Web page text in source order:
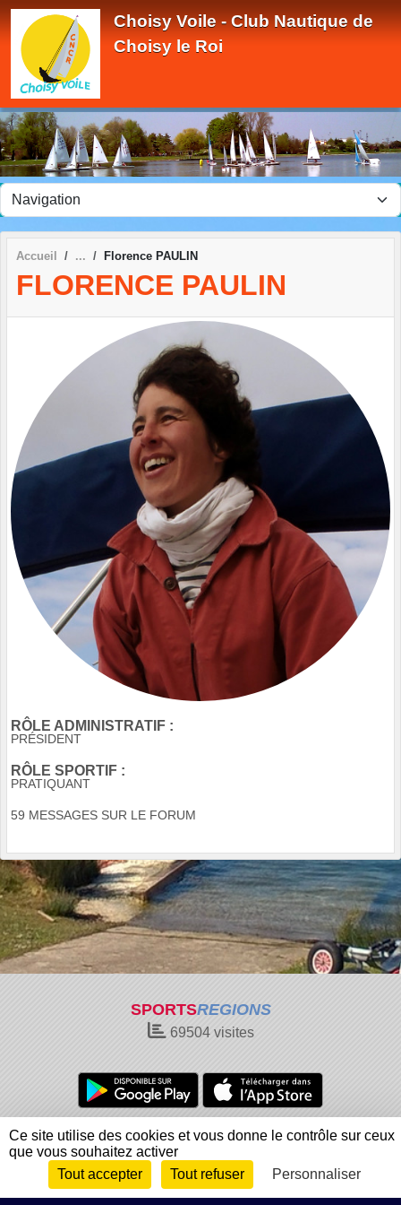
Choisy Voile - Club Nautique de
Choisy le Roi
Accueil Florence PAULIN
FLORENCE PAULIN
RÔLE ADMINISTRATIF :
PRÉSIDENT
RÔLE SPORTIF :
PRATIQUANT
59 MESSAGES SUR LE FORUM
SPORTSREGIONS
69504visites
Charte cookies
Gestion des cookies
Informations légales
Signaler un contenu inapproprié
Envie de participer ?
Connexion
Panneau de gestion des cookies
Ce site utilise des cookies et vous donne le contrôle sur ceux
que vous souhaitez activer
Tout accepter
Tout refuser Personnaliser